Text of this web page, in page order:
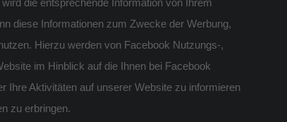
die entsprechende Information von Ihrem
diese Informationen zum Zwecke der Werbung,
Hierzu werden von Facebook Nutzungs-,
im Hinblick auf die Ihnen bei Facebook
Ihre Aktivitäten auf unserer Website zu informieren
zu erbringen.